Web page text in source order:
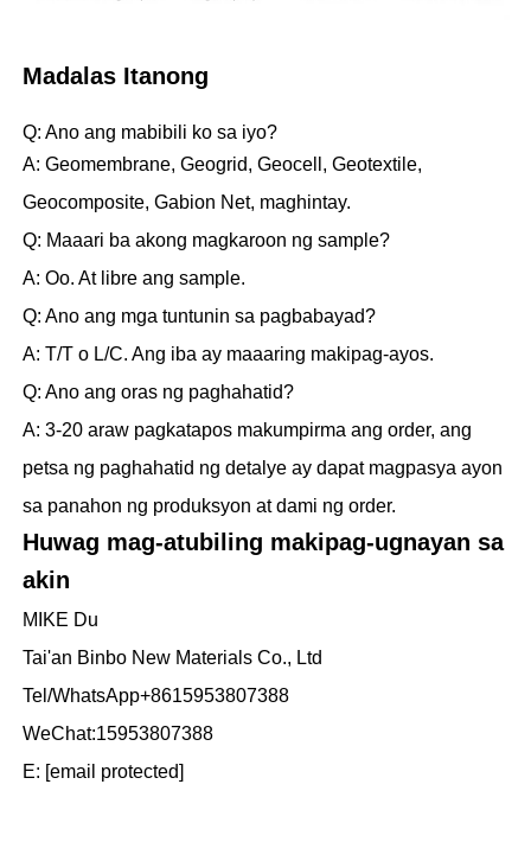
Madalas Itanong
Q: Ano ang mabibili ko sa iyo?
A: Geomembrane, Geogrid, Geocell, Geotextile,
Geocomposite, Gabion Net, maghintay.
Q: Maaari ba akong magkaroon ng sample?
A: Oo. At libre ang sample.
Q: Ano ang mga tuntunin sa pagbabayad?
A: T/T o L/C. Ang iba ay maaaring makipag-ayos.
Q: Ano ang oras ng paghahatid?
A: 3-20 araw pagkatapos makumpirma ang order, ang
petsa ng paghahatid ng detalye ay dapat magpasya ayon
sa panahon ng produksyon at dami ng order.
Huwag mag-atubiling makipag-ugnayan sa
akin
MIKE Du
Tai'an Binbo New Materials Co., Ltd
Tel/WhatsApp+8615953807388
WeChat:15953807388
E: [email protected]